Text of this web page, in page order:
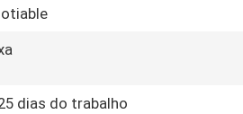
dias do trabalho